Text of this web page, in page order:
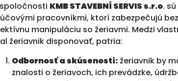
KMB STAVEBNÍ SERVIS s.r.o.
pracovníkmi, ktorí zabezpečujú
manipuláciu so žeriavmi. Medzi
žeriavnik disponovať, patria:
Odbornosť a skúsenosti: žeriavnik by
znalosti o žeriavoch, ich prevádzke,